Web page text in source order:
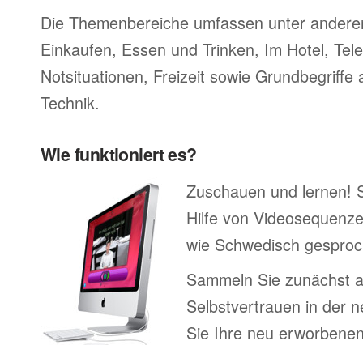
Die Themenbereiche umfassen unter
Einkaufen, Essen und Trinken, Im Hotel,
Notsituationen, Freizeit sowie
Technik.
Wie funktioniert es?
Zuschauen und lernen!
Hilfe von
wie Schwedisch
Sammeln Sie zunächst
Selbstvertrauen in der
Sie Ihre neu